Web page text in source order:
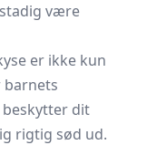
være
er ikke kun
beskytter dit
rigtig sød ud.